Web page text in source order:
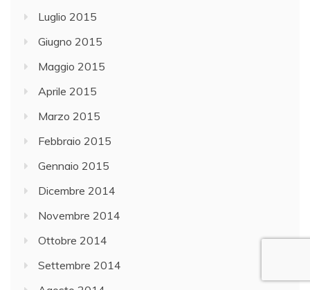
Luglio 2015
Giugno 2015
Maggio 2015
Aprile 2015
Marzo 2015
Febbraio 2015
Gennaio 2015
Dicembre 2014
Novembre 2014
Ottobre 2014
Settembre 2014